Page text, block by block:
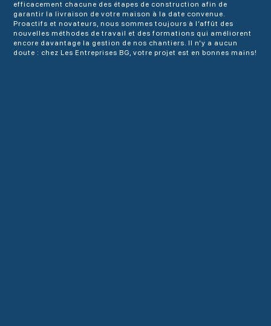
efficacement chacune des étapes de construction afin de
garantir la livraison de votre maison à la date convenue.
Proactifs et novateurs, nous sommes toujours à l’affût des
nouvelles méthodes de travail et des formations qui améliorent
encore davantage la gestion de nos chantiers. Il n’y a aucun
doute : chez Les Entreprises BG, votre projet est en bonnes mains!